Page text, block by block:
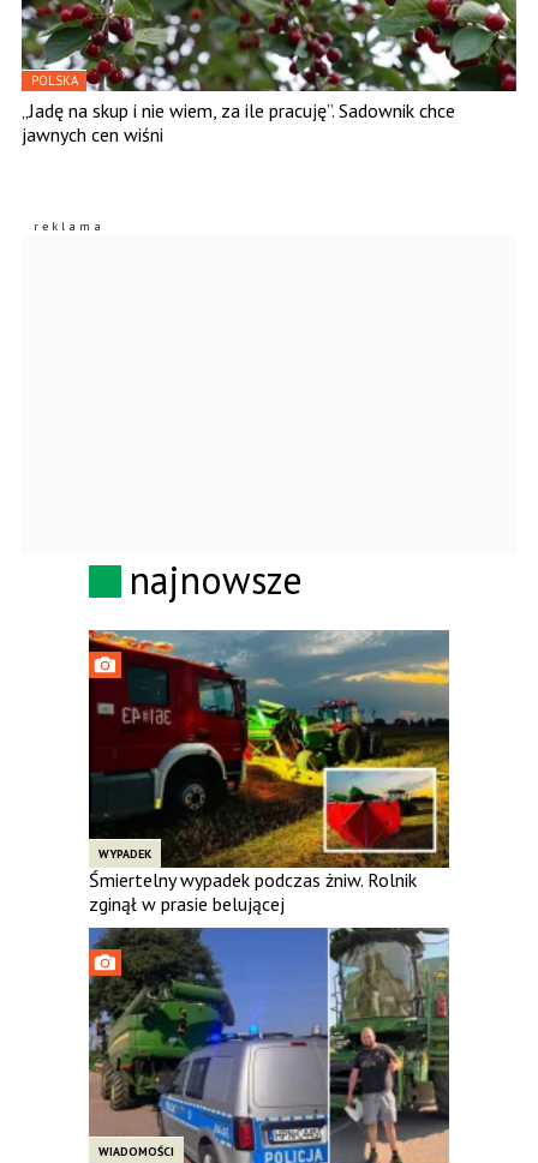
POLSKA
„Jadę na skup i nie wiem, za ile pracuję”. Sadownik chce
jawnych cen wiśni
najnowsze
WYPADEK
Śmiertelny wypadek podczas żniw. Rolnik
zginął w prasie belującej
WIADOMOŚCI